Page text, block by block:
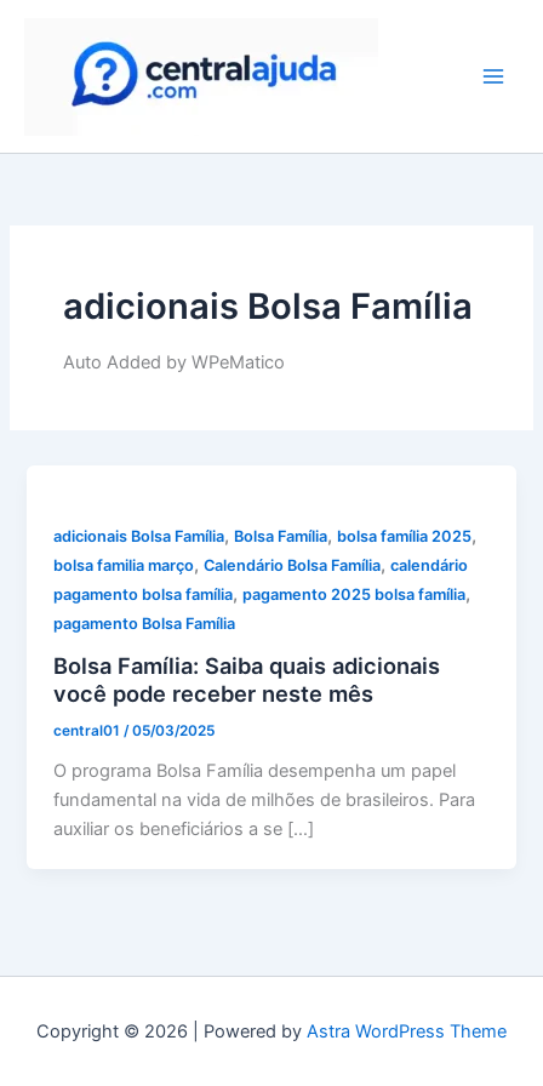
adicionais Bolsa Família
Auto Added by WPeMatico
adicionais Bolsa Família, Bolsa Família, bolsa família 2025,
bolsa familia março,Calendário Bolsa Família,calendário
pagamento bolsa família,pagamento 2025 bolsa família,
pagamento Bolsa Família
Bolsa Família: Saiba quais adicionais
você pode receber neste mês
central01 /05/03/2025
O programa Bolsa Família desempenha um papel
fundamental na vida de milhões de brasileiros. Para
auxiliar os beneficiários a se […]
Copyright © 2026 | Powered by Astra WordPress Theme